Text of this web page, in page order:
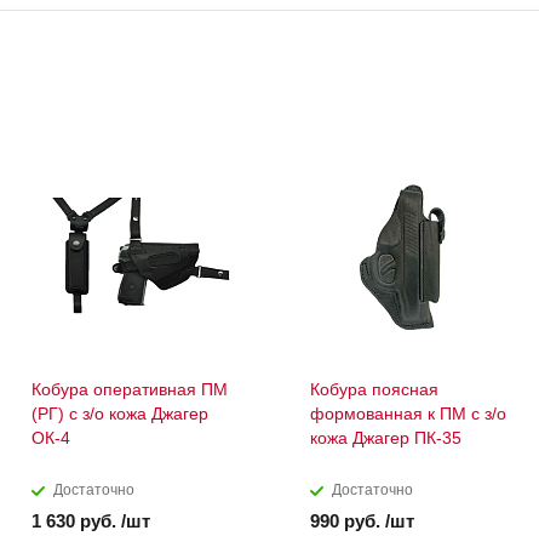
Кобура оперативная ПМ
(РГ) с з/о кожа Джагер
ОК-4
Достаточно
1 630 руб. /шт
Кобура поясная
формованная к ПМ с з/о
кожа Джагер ПК-35
Достаточно
990 руб. /шт